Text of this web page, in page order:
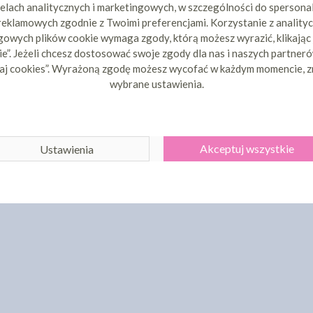
dni przed
DO KOSZYKA
Najniższa cena z 30 dni przed
DO
Najniższa
analitycznych i marketingowych, w szczególności do
zgodnie z Twoimi preferencjami. Korzystanie z
plików cookie wymaga zgody, którą możesz wyrazić, klikając
Jeżeli chcesz dostosować swoje zgody dla nas i naszych
cookies”. Wyrażoną zgodę możesz wycofać w każdym momencie,
wybrane ustawienia.
Ustawienia Akceptuj wszystkie